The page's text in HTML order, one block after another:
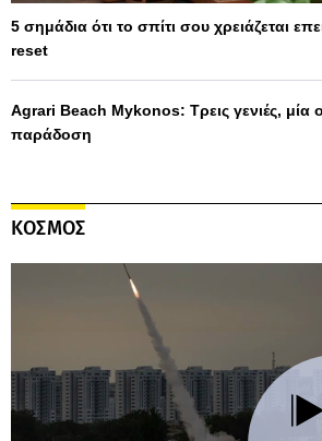
5 σημάδια ότι το σπίτι σου χρειάζεται
reset
Agrari Beach Mykonos: Τρεις γενιές, μία
παράδοση
ΚΟΣΜΟΣ